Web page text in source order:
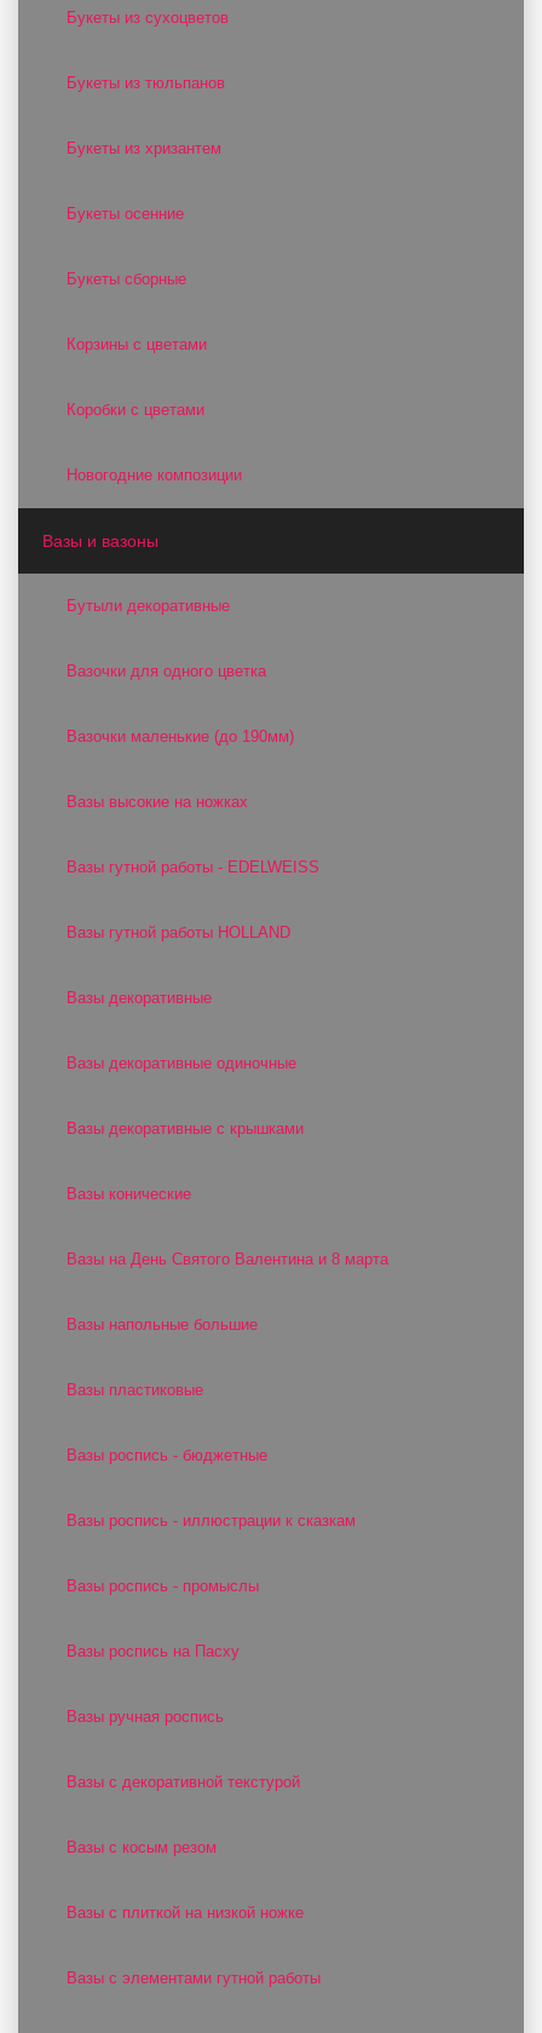
Букеты из сухоцветов
Букеты из тюльпанов
Букеты из хризантем
Букеты осенние
Букеты сборные
Корзины с цветами
Коробки с цветами
Новогодние композиции
Вазы и вазоны
Бутыли декоративные
Вазочки для одного цветка
Вазочки маленькие (до 190мм)
Вазы высокие на ножках
Вазы гутной работы - EDELWEISS
Вазы гутной работы HOLLAND
Вазы декоративные
Вазы декоративные одиночные
Вазы декоративные с крышками
Вазы конические
Вазы на День Святого Валентина и 8 марта
Вазы напольные большие
Вазы пластиковые
Вазы роспись - бюджетные
Вазы роспись - иллюстрации к сказкам
Вазы роспись - промыслы
Вазы роспись на Пасху
Вазы ручная роспись
Вазы с декоративной текстурой
Вазы с косым резом
Вазы с плиткой на низкой ножке
Вазы с элементами гутной работы